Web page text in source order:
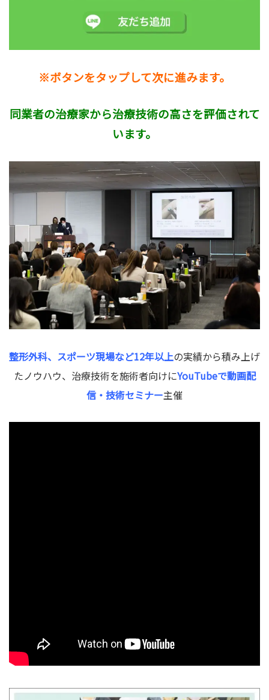
※ボタンをタップして次に進みます。
同業者の治療家から治療技術の高さを評価されて
います。
整形外科、スポーツ現場など12年以上の実績から積み上げ
たノウハウ、治療技術を施術者向けにYouTubeで動画配
信・技術セミナー主催